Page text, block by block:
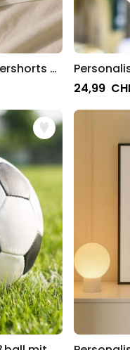
Personalisierbare Boxershorts mit Gesicht und Weihnachtsmütze
24,99 CHF